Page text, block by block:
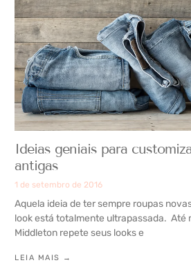
Ideias geniais para
antigas
1 de setembro de 2016
Aquela ideia de ter sempre roupas
look está totalmente ultrapassada. Até
Middleton repete seus looks e
LEIA MAIS →